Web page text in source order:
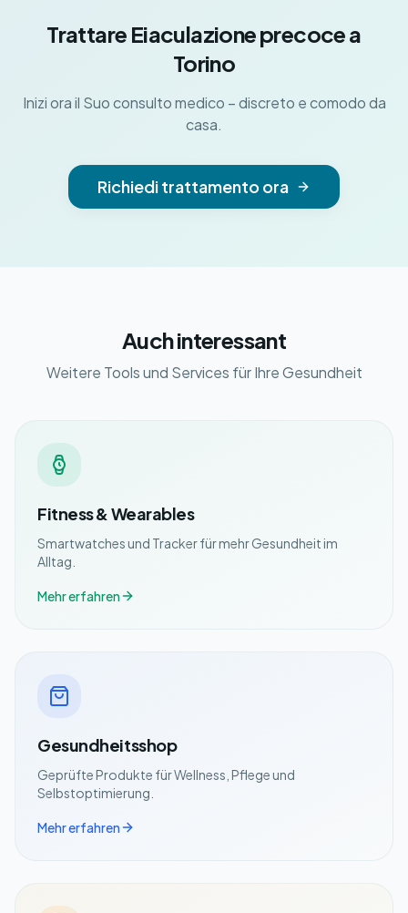
Trattare Eiaculazione precoce a
Torino
Inizi ora il Suo consulto medico – discreto e comodo da
casa.
Richiedi trattamento ora
Auch interessant
Weitere Tools und Services für Ihre Gesundheit
Fitness & Wearables
Smartwatches und Tracker für mehr Gesundheit im
Alltag.
Mehr erfahren
Gesundheitsshop
Geprüfte Produkte für Wellness, Pflege und
Selbstoptimierung.
Mehr erfahren